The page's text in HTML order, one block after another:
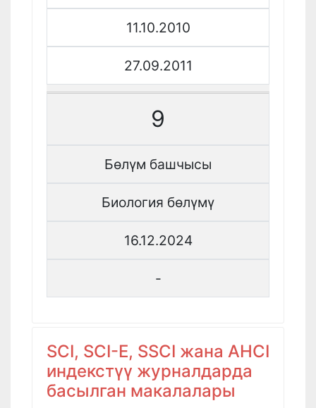
11.10.2010
27.09.2011
9
Бөлүм башчысы
Биология бөлүмү
16.12.2024
-
SCI, SCI-E, SSCI жана AHCI
индекстүү журналдарда
басылган макалалары